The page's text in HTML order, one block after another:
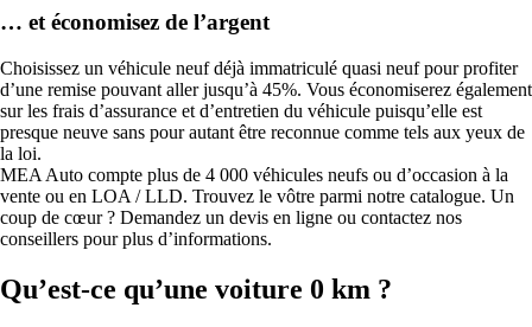
… et économisez de l’argent
Choisissez un véhicule neuf déjà immatriculé quasi neuf pour profiter
d’une remise pouvant aller jusqu’à 45%. Vous économiserez également
sur les frais d’assurance et d’entretien du véhicule puisqu’elle est
presque neuve sans pour autant être reconnue comme tels aux yeux de
la loi.
MEA Auto compte plus de 4 000 véhicules neufs ou d’occasion à la
vente ou en LOA / LLD. Trouvez le vôtre parmi notre catalogue. Un
coup de cœur ? Demandez un devis en ligne ou contactez nos
conseillers pour plus d’informations.
Qu’est-ce qu’une voiture 0 km ?